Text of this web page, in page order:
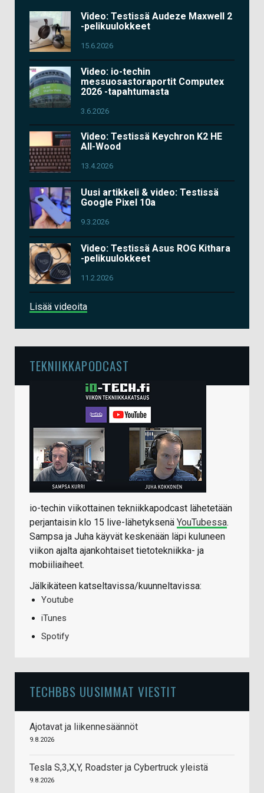
Video: Testissä Audeze Maxwell 2
-pelikuulokkeet
15.6.2026
Video: io-techin
messuosastoraportit Computex
2026 -tapahtumasta
3.6.2026
Video: Testissä Keychron K2 HE
All-Wood
13.4.2026
Uusi artikkeli & video: Testissä
Google Pixel 10a
9.3.2026
Video: Testissä Asus ROG Kithara
-pelikuulokkeet
11.2.2026
Lisää videoita
TEKNIIKKAPODCAST
io-techin viikottainen tekniikkapodcast lähetetään
perjantaisin klo 15 live-lähetyksenä YouTubessa.
Sampsa ja Juha käyvät keskenään läpi kuluneen
viikon ajalta ajankohtaiset tietotekniikka- ja
mobiiliaiheet.
Jälkikäteen katseltavissa/kuunneltavissa:
Youtube
iTunes
Spotify
TECHBBS UUSIMMAT VIESTIT
Ajotavat ja liikennesäännöt
9.8.2026
Tesla S,3,X,Y, Roadster ja Cybertruck yleistä
9.8.2026